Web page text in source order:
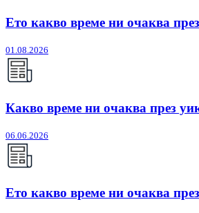
Ето какво време ни очаква
01.08.2026
Какво време ни очаква през
06.06.2026
Ето какво време ни очаква